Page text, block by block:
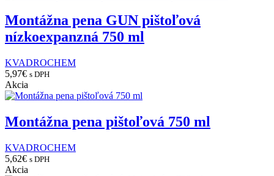
Montážna pena GUN pištoľová
nízkoexpanzná 750 ml
KVADROCHEM
5,97€ s DPH
Akcia
Montážna pena pištoľová 750 ml
KVADROCHEM
5,62€ s DPH
Akcia